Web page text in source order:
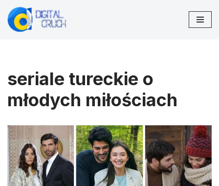
Przejdź
seriale tureckie o
młodych miłościach